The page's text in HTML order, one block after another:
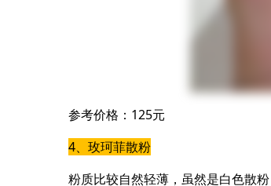
参考价格：125元
4、玫珂菲散粉
粉质比较自然轻薄，虽然是白色散